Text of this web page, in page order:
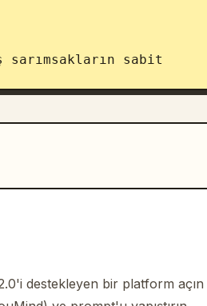
sarımsakların sabit
atıldığı an. Ortam sesi:
destekleyen bir platform açın